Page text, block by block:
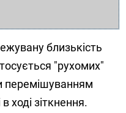
близькість
"рухомих"
перемішуванням
ході зіткнення.